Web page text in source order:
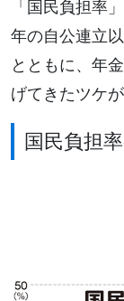
「国民負担率
年の自公連立
とともに、年
げてきたツケ
国民負担